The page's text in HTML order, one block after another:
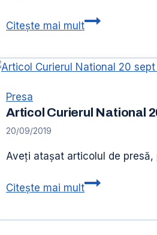
aport
la
dezvoltarea
ului
Citește mai multConferinta
traficului
Presa
Articol Curierul National
20/09/2019
Aveți atașat articolul de
Citește mai multArticol